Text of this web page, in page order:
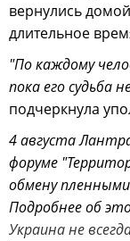
вернулись
длительное
"По каждому
пока его судьба
подчеркнула
4 августа
форуме
обмену
Подробнее об
Украина не